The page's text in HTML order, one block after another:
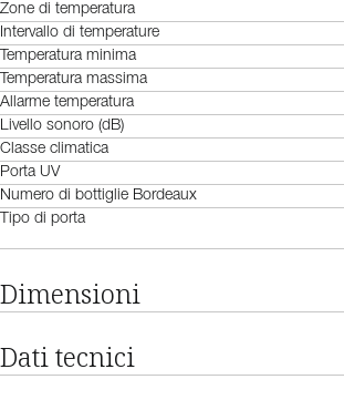
Zone di temperatura
Intervallo di temperature
Temperatura minima
Temperatura massima
Allarme temperatura
Livello sonoro (dB)
Classe climatica
Porta UV
Numero di bottiglie Bordeaux
Tipo di porta
Dimensioni
Dati tecnici